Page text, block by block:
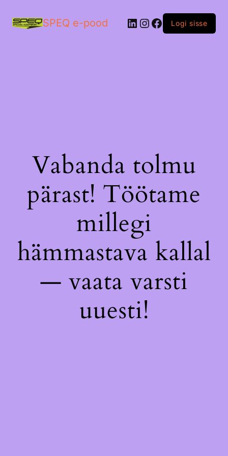
SPEQ e-pood LinkedIn
Instagram
Facebook
Logi sisse
Vabanda tolmu
pärast! Töötame
millegi
hämmastava kallal
— vaata varsti
uuesti!